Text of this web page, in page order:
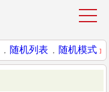
， 随机列表 ， 随机模式 ]